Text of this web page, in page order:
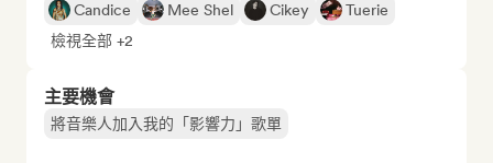
Candice
Mee Shel Cikey
Tuerie
檢視全部 +2
主要機會
將音樂人加入我的「影響力」歌單